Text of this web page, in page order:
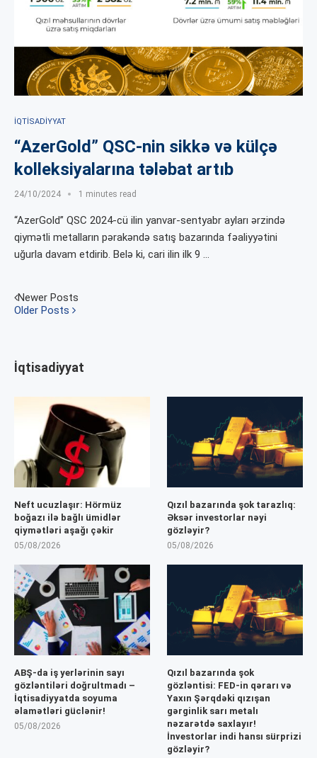
İQTISADIYYAT
“AzerGold” QSC-nin sikkə və külçə
kolleksiyalarına tələbat artıb
24/10/2024 1 minutes read
“AzerGold” QSC 2024-cü ilin yanvar-sentyabr ayları ərzində
qiymətli metalların pərakəndə satış bazarında fəaliyyətini
uğurla davam etdirib. Belə ki, cari ilin ilk 9 …
Newer Posts
Older Posts
İqtisadiyyat
Neft ucuzlaşır: Hörmüz
boğazı ilə bağlı ümidlər
qiymətləri aşağı çəkir
05/08/2026
Qızıl bazarında şok tarazlıq:
Əksər investorlar nəyi
gözləyir?
05/08/2026
ABŞ-da iş yerlərinin sayı
gözləntiləri doğrultmadı –
İqtisadiyyatda soyuma
əlamətləri güclənir!
05/08/2026
Qızıl bazarında şok
gözləntisi: FED-in qərarı və
Yaxın Şərqdəki qızışan
gərginlik sarı metalı
nəzarətdə saxlayır!
İnvestorlar indi hansı sürprizi
gözləyir?